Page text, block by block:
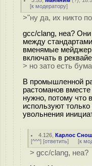
[к модератору]
>"ну да, их никто
gcc/clang, неа?
между
вменямые мейджер
включать в
> но зато есть
В промышленной
растоманов
нужно, потому что
используют
увольнения
4.126 ,Карлос
[^^^] [ответить] [к
> gcc/clang, неа?